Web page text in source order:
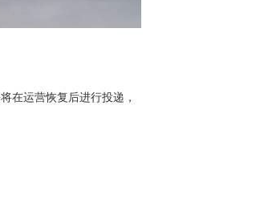
在运营恢复后进行投递，